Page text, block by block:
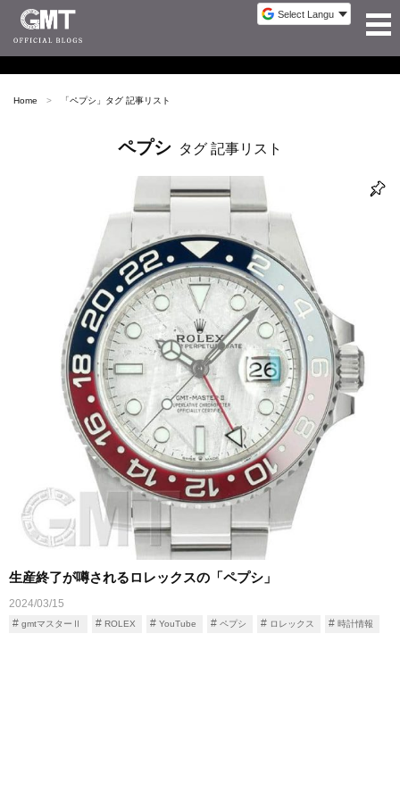
Home 「ペプシ 」タグ 記事リスト
ペプシ タグ 記事リスト
生産終了が噂されるロレックスの「ペプシ」
2024/03/15
gmtマスターⅡ ROLEX YouTube ペプシ ロレックス 時計情報